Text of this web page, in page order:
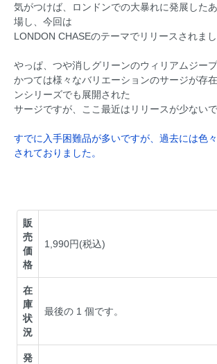
気がつけば、ロンドンでの大暴れに発展した
場し、今回は
LONDON CHASEのテーマでリリースされまし
やっぱ、つや消しグリーンのウィリアムジー
かつては様々なバリエーションのサージが存
ンシリーズでも展開された
サージですが、ここ最近はリリースが少ないで
すでに入手困難品が多いですが、過去には色
されておりました。
販
売
価
格
1,990円(税込)
在
庫
状
況
最後の 1 個です。
発